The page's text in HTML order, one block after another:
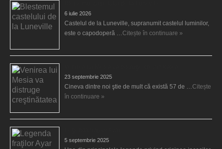
6 iulie 2026
Castelul de la Luneville, supranumit castelul luminilor,
este o capodoperă …Citește în continuare »
23 septembrie 2025
Cineva dintre noi ştie de mult că există 57 de …Citește
în continuare »
5 septembrie 2025